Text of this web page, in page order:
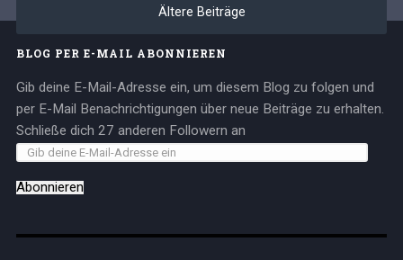
Ältere Beiträge
BLOG PER E-MAIL ABONNIEREN
Gib deine E-Mail-Adresse ein, um diesem Blog zu folgen und
per E-Mail Benachrichtigungen über neue Beiträge zu erhalten.
Schließe dich 27 anderen Followern an
Abonnieren